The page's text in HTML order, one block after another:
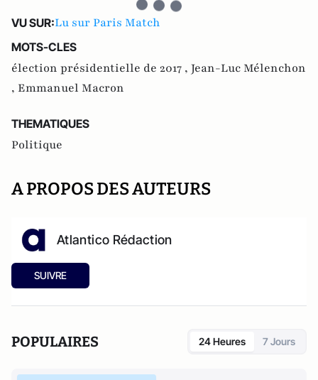
VU SUR:Lu sur Paris Match
MOTS-CLES
élection présidentielle de 2017 , Jean-Luc Mélenchon
, Emmanuel Macron
THEMATIQUES
Politique
A PROPOS DES AUTEURS
Atlantico Rédaction
SUIVRE
POPULAIRES 24 Heures 7 Jours